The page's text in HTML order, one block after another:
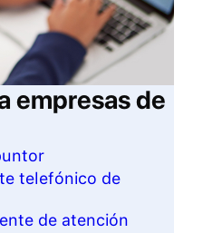
empresas de
telefónico de
de atención